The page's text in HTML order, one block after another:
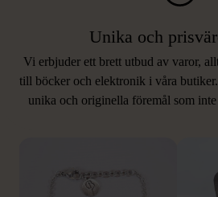
Unika och
Vi erbjuder ett brett utbud av varor,
till böcker och elektronik i våra
unika och originella föremål som
LIKNANDE
Hitta produkter som